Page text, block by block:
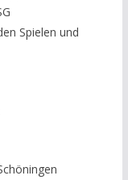
Spielen und